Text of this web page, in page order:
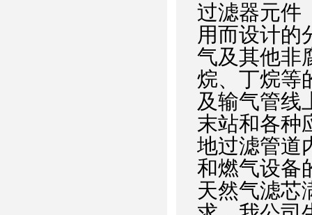
过滤器元件
用而设计的
气及其他非
烷、丁烷等
及输气管线
末站和各种
地过滤管道
和燃气设备
天然气滤芯